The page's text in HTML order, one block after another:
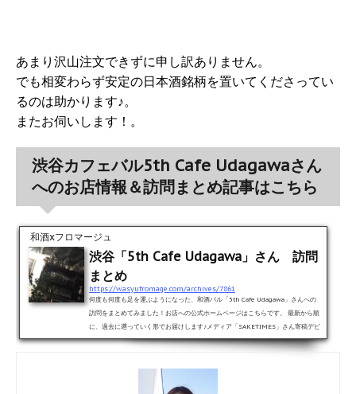
あまり沢山注文できずに申し訳ありません。
でも相変わらず安定の日本酒銘柄を置いてくださってい
るのは助かります♪。
またお伺いします！。
渋谷カフェバル5th Cafe Udagawaさん
へのお店情報＆訪問まとめ記事はこちら
和酒xフロマージュ
渋谷「5th Cafe Udagawa」さん 訪問
まとめ
https://wasyufromage.com/archives/7861
何度も何度も足を運ぶようになった、和酒バル「5th Cafe Udagawa」さんへの
訪問をまとめてみました！お店への公式ホームページはこちらです。 最新から順
に、過去に遡っていく形でお届けします♪メディア「SAKETIMES」さん寄稿デビ
ューを飾った記事！！最新含む2017年！！2017年9月掲載。久しぶりのメニュ
ーを堪能しました♪2017年７月掲載。やっぱりこのお料理は欠かせません！2017
年5月掲載。久々の日本酒バル使いで、久々のメニューも堪能です。2017年4月
掲載。白ワイン縛りでちょい飲みしてきました。2017年３月掲載。久々の１...